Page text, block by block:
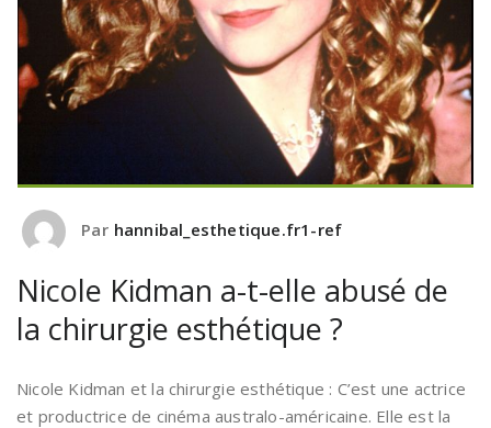
Par hannibal_esthetique.fr1-ref
Nicole Kidman a-t-elle abusé de
la chirurgie esthétique ?
Nicole Kidman et la chirurgie esthétique : C’est une actrice
et productrice de cinéma australo-américaine. Elle est la